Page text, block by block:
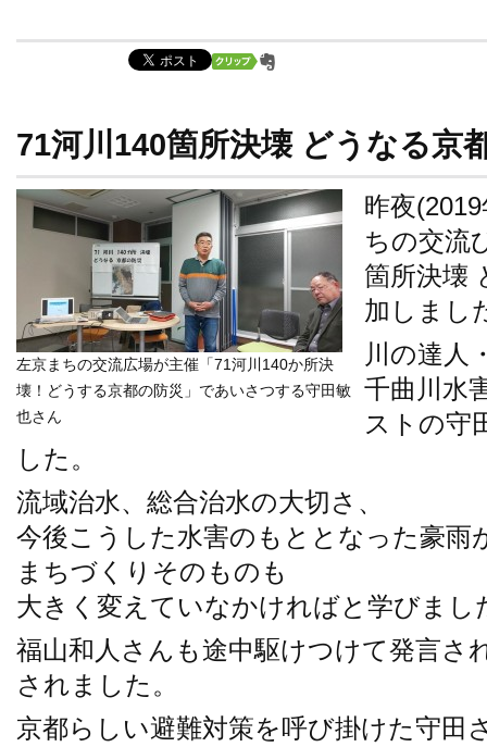
71河川140箇所決壊 どうなる京
左京まちの交流広場が主催「71河川140か所決
壊！どうする京都の防災」であいさつする守田敏
也さん
昨夜
ちの交流
箇所決壊
加しまし
川の達人
千曲川水
ストの守
した。
流域治水、総合治水の大切さ、
今後こうした水害のもととなった豪
まちづくりそのものも
大きく変えていなかければと学びまし
福山和人さんも途中駆けつけて発言さ
されました。
京都らしい避難対策を呼び掛けた守田